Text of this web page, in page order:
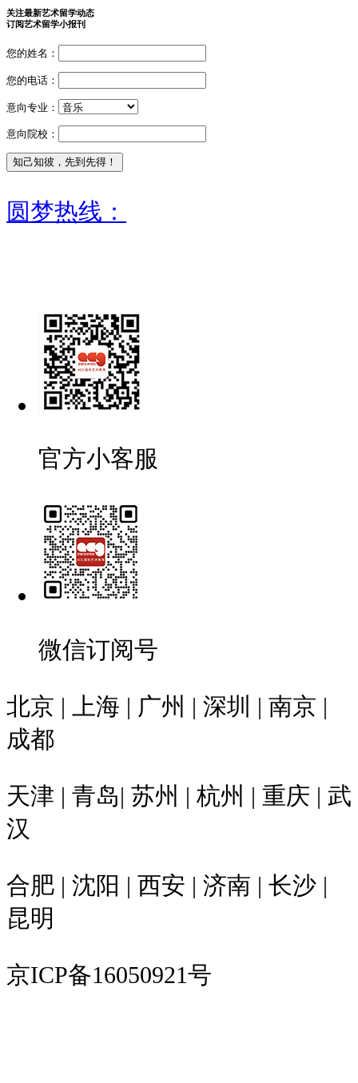
关注最新艺术留学动态
订阅艺术留学小报刊
您的姓名：
您的电话：
意向专业：
意向院校：
圆梦热线：
官方小客服
微信订阅号
北京 | 上海 | 广州 | 深圳 | 南京 |
成都
天津 | 青岛| 苏州 | 杭州 | 重庆 | 武
汉
合肥 | 沈阳 | 西安 | 济南 | 长沙 |
昆明
京ICP备16050921号